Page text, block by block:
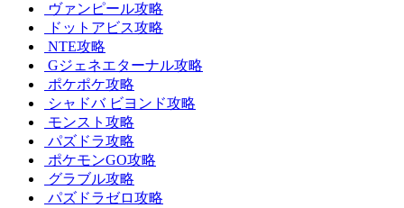
ヴァンピール攻略
ドットアビス攻略
NTE攻略
Gジェネエターナル攻略
ポケポケ攻略
シャドバ ビヨンド攻略
モンスト攻略
パズドラ攻略
ポケモンGO攻略
グラブル攻略
パズドラゼロ攻略